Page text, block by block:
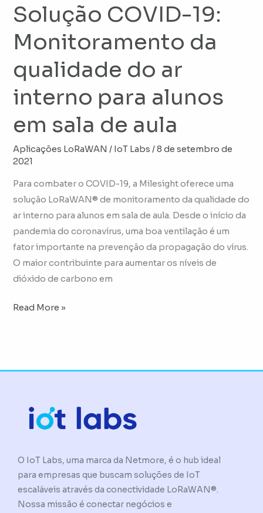
Solução COVID-19:
Monitoramento da
qualidade do ar
interno para alunos
em sala de aula
Aplicações LoRaWAN / IoT Labs/8 de setembro de
2021
Para combater o COVID-19, a Milesight oferece uma
solução LoRaWAN® de monitoramento da qualidade do
ar interno para alunos em sala de aula. Desde o início da
pandemia do coronavírus, uma boa ventilação é um
fator importante na prevenção da propagação do vírus.
O maior contribuinte para aumentar os níveis de
dióxido de carbono em
para
em
de
aula
Read More »
O IoT Labs, uma marca da Netmore, é o hub ideal
para empresas que buscam soluções de IoT
escaláveis através da conectividade LoRaWAN®.
Nossa missão é conectar negócios e